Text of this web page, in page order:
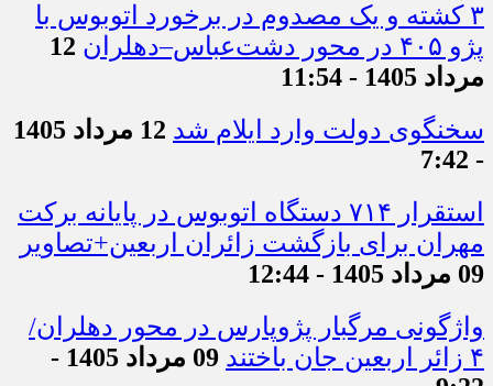
۳ کشته و یک مصدوم در برخورد اتوبوس با
پژو ۴۰۵ در محور دشت‌عباس–دهلران
12
مرداد 1405 - 11:54
سخنگوی دولت وارد ایلام شد
12 مرداد 1405
- 7:42
استقرار ۷۱۴ دستگاه اتوبوس در پایانه برکت
مهران برای بازگشت زائران اربعین+تصاویر
09 مرداد 1405 - 12:44
واژگونی مرگبار پژوپارس در محور دهلران/
۴ زائر اربعین جان باختند
09 مرداد 1405 -